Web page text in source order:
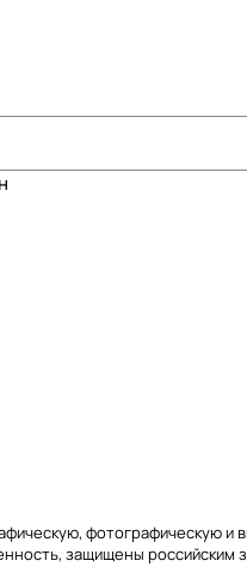
фотографическую
защищены